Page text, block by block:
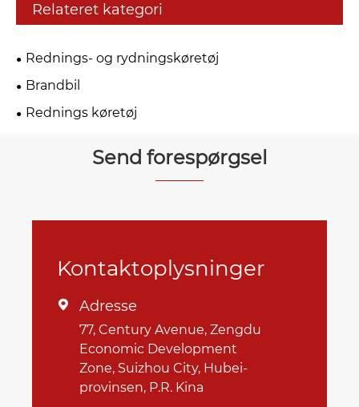
Relateret kategori
Rednings- og rydningskøretøj
Brandbil
Rednings køretøj
Send forespørgsel
Kontaktoplysninger
 Adresse
77, Century Avenue, Zengdu
Economic Development
Zone, Suizhou City, Hubei-
provinsen, P.R. Kina